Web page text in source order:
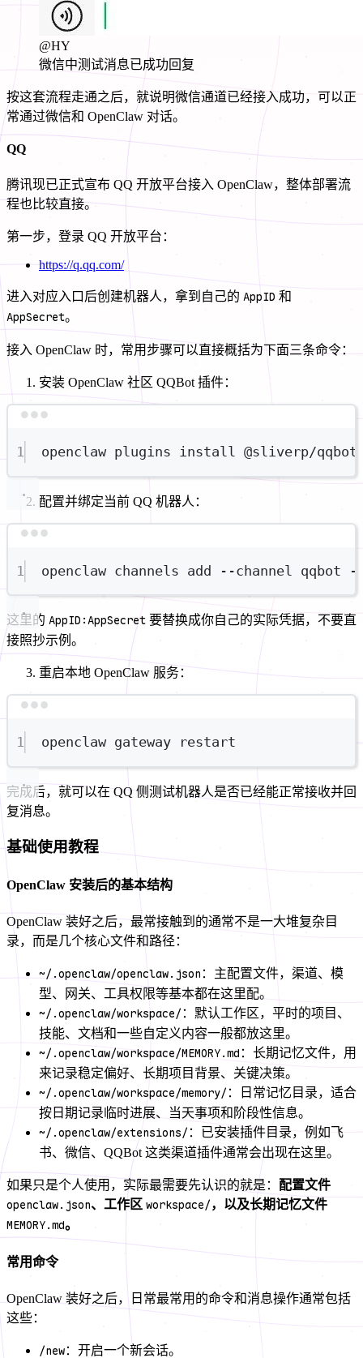
@HY
微信中测试消息已成功回复
按这套流程走通之后，就说明微信通道已经接入成功，可以正
常通过微信和 OpenClaw 对话。
QQ
腾讯现已正式宣布 QQ 开放平台接入 OpenClaw，整体部署流
程也比较直接。
第一步，登录 QQ 开放平台：
https://q.qq.com/
进入对应入口后创建机器人，拿到自己的 AppID 和
AppSecret。
接入 OpenClaw 时，常用步骤可以直接概括为下面三条命令：
安装 OpenClaw 社区 QQBot 插件：
1 openclaw plugins install @sliverp/
配置并绑定当前 QQ 机器人：
1 openclaw channels add --channel qqbot
这里的 AppID:AppSecret 要替换成你自己的实际凭据，不要直
接照抄示例。
重启本地 OpenClaw 服务：
1 openclaw gateway restart
完成后，就可以在 QQ 侧测试机器人是否已经能正常接收并回
复消息。
基础使用教程
OpenClaw 安装后的基本结构
OpenClaw 装好之后，最常接触到的通常不是一大堆复杂目
录，而是几个核心文件和路径：
~/.openclaw/openclaw.json ：主配置文件，渠道、模
型、网关、工具权限等基本都在这里配。
~/.openclaw/workspace/ ：默认工作区，平时的项目、
技能、文档和一些自定义内容一般都放这里。
~/.openclaw/workspace/MEMORY.md ：长期记忆文件，用
来记录稳定偏好、长期项目背景、关键决策。
~/.openclaw/workspace/memory/ ：日常记忆目录，适合
按日期记录临时进展、当天事项和阶段性信息。
~/.openclaw/extensions/ ：已安装插件目录，例如飞
书、微信、QQBot 这类渠道插件通常会出现在这里。
如果只是个人使用，实际最需要先认识的就是： 配置文件
openclaw.json、工作区 workspace/，以及长期记忆文件
MEMORY.md。
常用命令
OpenClaw 装好之后，日常最常用的命令和消息操作通常包括
这些：
/new：开启一个新会话。